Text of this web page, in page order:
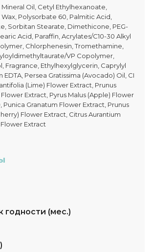
Oil, Cetyl Ethylhexanoate,
Polysorbate 60, Palmitic Acid,
Sorbitan Stearate, Dimethicone, PEG-
Acid, Paraffin, Acrylates/C10-30 Alkyl
Chlorphenesin, Tromethamine,
VP Copolymer,
Fragrance, Ethylhexylglycerin, Caprylyl
EDTA, Persea Gratissima (Avocado) Oil, CI
(Lime) Flower Extract, Prunus
Extract, Pyrus Malus (Apple) Flower
Punica Granatum Flower Extract, Prunus
Flower Extract, Citrus Aurantium
Extract
(мес.)